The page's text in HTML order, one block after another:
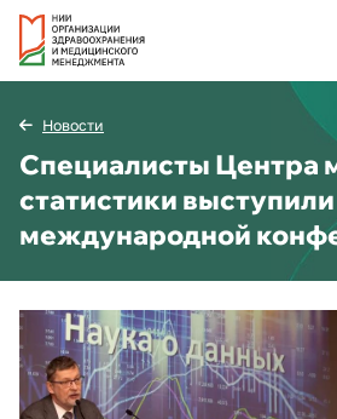
Новости
Специалисты Центра
статистики
международной